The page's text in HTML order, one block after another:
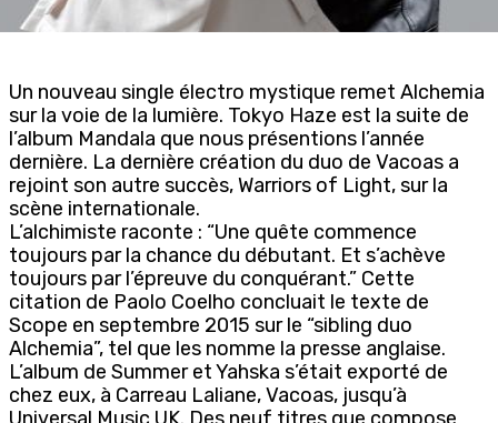
Un nouveau single électro mystique remet Alchemia
sur la voie de la lumière. Tokyo Haze est la suite de
l’album Mandala que nous présentions l’année
dernière. La dernière création du duo de Vacoas a
rejoint son autre succès, Warriors of Light, sur la
scène internationale.
L’alchimiste raconte : “Une quête commence
toujours par la chance du débutant. Et s’achève
toujours par l’épreuve du conquérant.” Cette
citation de Paolo Coelho concluait le texte de
Scope en septembre 2015 sur le “sibling duo
Alchemia”, tel que les nomme la presse anglaise.
L’album de Summer et Yahska s’était exporté de
chez eux, à Carreau Laliane, Vacoas, jusqu’à